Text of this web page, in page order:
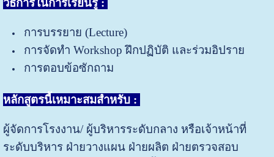
วิธีการในการเรียนรู้ :
การบรรยาย (Lecture)
การจัดทำ Workshop ฝึกปฏิบัติ และร่วมอิปราย
การตอบข้อซักถาม
หลักสูตรนี้เหมาะสมสำหรับ :
ผู้จัดการโรงงาน/ ผู้บริหารระดับกลาง หรือเจ้าหน้าที่
ระดับบริหาร ฝ่ายวางแผน ฝ่ายผลิต ฝ่ายตรวจสอบ